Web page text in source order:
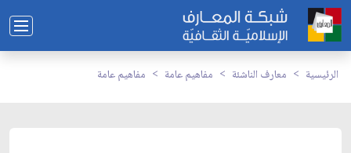
الرئيسية معارف الناشئة مفاهيم عامة مفاهيم عامة